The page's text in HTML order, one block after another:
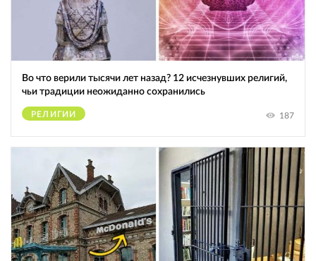
Во что верили тысячи лет назад? 12 исчезнувших религий,
чьи традиции неожиданно сохранились
РЕЛИГИИ 187